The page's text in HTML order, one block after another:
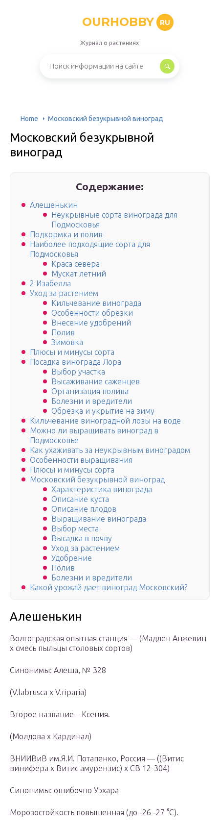
OURHOBBY RU
Журнал о растениях
Home Московский безукрывной виноград
Московский безукрывной
виноград
Содержание:
Алешенькин
Неукрывные сорта винограда для
Подмосковья
Подкормка и полив
Наиболее подходящие сорта для
Подмосковья
Краса севера
Мускат летний
2 Изабелла
Уход за растением
Кильчевание винограда
Особенности обрезки
Внесение удобрений
Полив
Зимовка
Плюсы и минусы сорта
Посадка винограда Лора
Выбор участка
Высаживание саженцев
Организация полива
Болезни и вредители
Обрезка и укрытие на зиму
Кильчевание виноградной лозы на воде
Можно ли выращивать виноград в
Подмосковье
Как ухаживать за неукрывным виноградом
Особенности выращивания
Плюсы и минусы сорта
Московский безукрывной виноград
Характеристика винограда
Описание куста
Описание плодов
Выращивание винограда
Выбор места
Высадка в почву
Уход за растением
Удобрение
Полив
Болезни и вредители
Какой урожай дает виноград Московский?
Алешенькин
Волгоградская опытная станция — (Мадлен Анжевин
x смесь пыльцы столовых сортов)
Синонимы: Алеша, № 328
(V.labrusca x V.riparia)
Второе название – Ксения.
(Молдова x Кардинал)
ВНИИВиВ им.Я.И. Потапенко, Россия — ((Витис
винифера x Витис амурензис) x СВ 12-304)
Синонимы: ошибочно Уэхара
Морозостойкость повышенная (до -26 -27 °С).